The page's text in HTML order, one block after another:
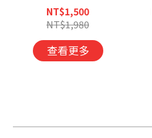
NT$1,500
NT$1,980
查看更多